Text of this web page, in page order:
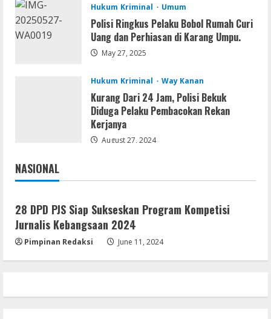
Kemarau Panjang Picu Kebakaran di
Sangkaran Bhakti; Rumah Ibu Yuli
Hangus Dilalap Api
August 7, 2026
Serialers
Adobe Acrobat Pro 2021 Portable only
[100% Worked] [Windows] 2025
August 7, 2026
5 August 7, 2026
Hukum Kriminal Umum
Polisi Ringkus Pelaku Bobol Rumah Curi
Uang dan Perhiasan di Karang Umpu.
May 27, 2025
Hukum Kriminal Way Kanan
Kurang Dari 24 Jam, Polisi Bekuk
Diduga Pelaku Pembacokan Rekan
Kerjanya
August 27, 2024
NASIONAL
Jakarta
28 DPD PJS Siap Sukseskan Program Kompetisi
Jurnalis Kebangsaan 2024
Pimpinan Redaksi June 11, 2024